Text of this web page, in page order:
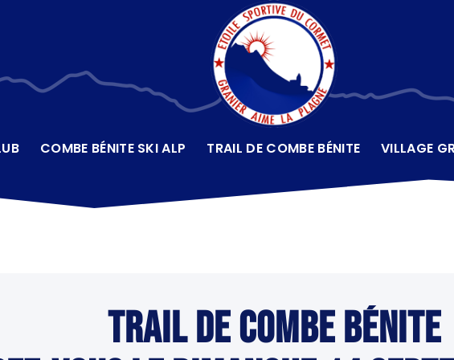
COMBE BÉNITE SKI ALP TRAIL DE COMBE BÉNITE VILLAGE
TRAIL DE COMBE BÉNITE